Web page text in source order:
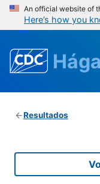
An official website of
Here’s how you
Resultados